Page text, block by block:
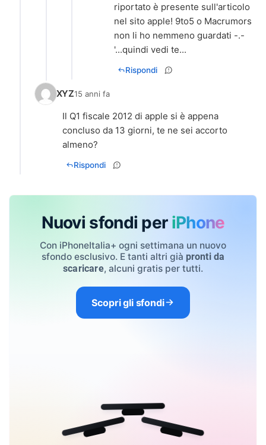
riportato è presente sull'articolo
nel sito apple! 9to5 o Macrumors
non li ho nemmeno guardati -.-
'...quindi vedi te...
Rispondi
XYZ15 anni fa
Il Q1 fiscale 2012 di apple si è appena
concluso da 13 giorni, te ne sei accorto
almeno?
Rispondi
Nuovi sfondi per iPhone
Con iPhoneItalia+ ogni settimana un nuovo
sfondo esclusivo. E tanti altri già pronti da
scaricare, alcuni gratis per tutti.
Scopri gli sfondi